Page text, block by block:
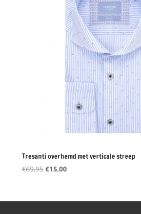
Tresanti overhemd met verticale streep
€69,95 Oorspronkelijke
€69,95.
€15,00Huidige
€15,00.